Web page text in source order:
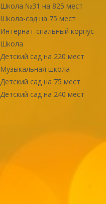
Школа №31 на 825 мест
Школа-сад на 75 мест
Интернат-спальный корпус
Школа
Детский сад на 220 мест
Музыкальная школа
Детский сад на 75 мест
Детский сад на 240 мест